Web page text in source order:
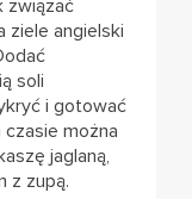
związać
ziele angielski
soli
i gotować
można
jaglaną,
z zupą.